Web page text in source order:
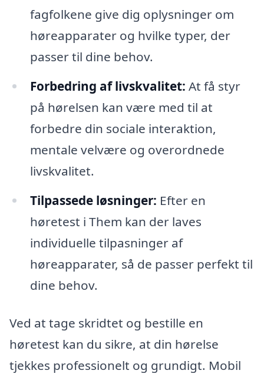
fagfolkene give dig oplysninger om
høreapparater og hvilke typer, der
passer til dine behov.
Forbedring af livskvalitet: At få styr
på hørelsen kan være med til at
forbedre din sociale interaktion,
mentale velvære og overordnede
livskvalitet.
Tilpassede løsninger: Efter en
høretest i Them kan der laves
individuelle tilpasninger af
høreapparater, så de passer perfekt til
dine behov.
Ved at tage skridtet og bestille en
høretest kan du sikre, at din hørelse
tjekkes professionelt og grundigt. Mobil